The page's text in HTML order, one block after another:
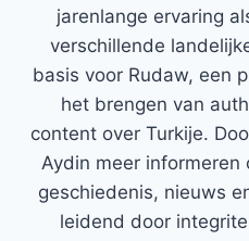
jarenlange ervaring
verschillende
basis voor Rudaw, een
het brengen van
content over Turkije.
Aydin meer informeren
geschiedenis, nieuws
leidend door